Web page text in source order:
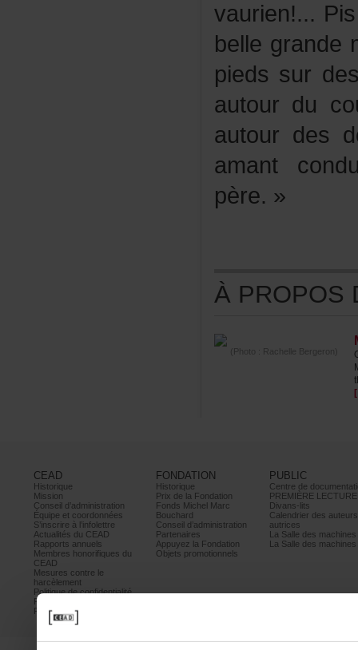
père.»
(Photo:RachelleBergeron)
CEAD
Historique
Mission
Conseild’administration
Équipeetcoordonnées
S’inscrireàl’infolettre
ActualitésduCEAD
Rapportsannuels
Membreshonorifiquesdu
CEAD
Mesurescontrele
harcèlement
Politiquedeconfidentialité
Prixetconcours
Partenaires
FONDATION
Historique
PrixdelaFondation
FondsMichelMarc
Bouchard
Conseild’administration
Partenaires
AppuyezlaFondation
Objetspromotionnels
PUBLIC
PREMIÈRELECTURE
Divans-lits
autrices